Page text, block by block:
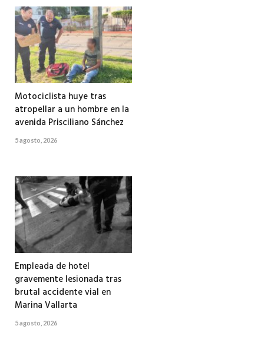
Motociclista huye tras
atropellar a un hombre en la
avenida Prisciliano Sánchez
5 agosto, 2026
Empleada de hotel
gravemente lesionada tras
brutal accidente vial en
Marina Vallarta
5 agosto, 2026